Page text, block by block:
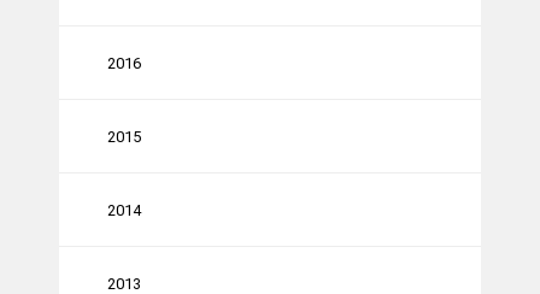
2016
2015
2014
2013